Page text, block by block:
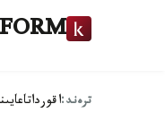
ترەند:اقوردا